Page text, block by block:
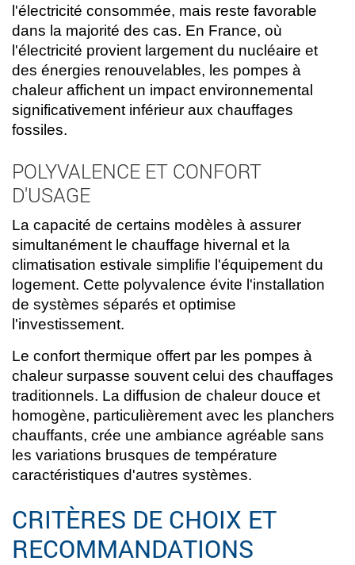
l'électricité consommée, mais reste favorable
dans la majorité des cas. En France, où
l'électricité provient largement du nucléaire et
des énergies renouvelables, les pompes à
chaleur affichent un impact environnemental
significativement inférieur aux chauffages
fossiles.
POLYVALENCE ET CONFORT
D'USAGE
La capacité de certains modèles à assurer
simultanément le chauffage hivernal et la
climatisation estivale simplifie l'équipement du
logement. Cette polyvalence évite l'installation
de systèmes séparés et optimise
l'investissement.
Le confort thermique offert par les pompes à
chaleur surpasse souvent celui des chauffages
traditionnels. La diffusion de chaleur douce et
homogène, particulièrement avec les planchers
chauffants, crée une ambiance agréable sans
les variations brusques de température
caractéristiques d'autres systèmes.
CRITÈRES DE CHOIX ET
RECOMMANDATIONS